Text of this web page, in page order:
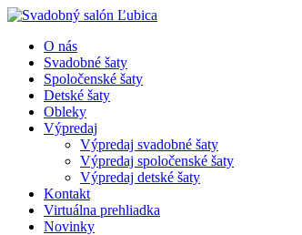
O nás
Svadobné šaty
Spoločenské šaty
Detské šaty
Obleky
Výpredaj
Výpredaj svadobné šaty
Výpredaj spoločenské šaty
Výpredaj detské šaty
Kontakt
Virtuálna prehliadka
Novinky